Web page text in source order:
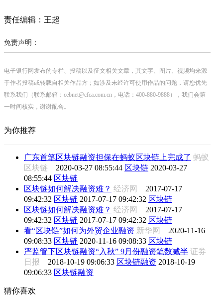
责任编辑：王超
免责声明：
电子银行网发布的专栏、投稿以及征文相关文章，其文字、图片、视频均来源
于作者投稿或转载自相关作品方；如涉及未经许可使用作品的问题，请您优先
联系我们（联系邮箱：cebnet@cfca.com.cn，电话：400-880-9888），我们会第
一时间核实，谢谢配合。
为你推荐
广东首笔区块链融资担保在蚂蚁区块链上完成了 蚂蚁
区块链 2020-03-27 08:55:44 区块链 2020-03-27
08:55:44 区块链
区块链如何解决融资难？ 经济网 2017-07-17
09:42:32 区块链 2017-07-17 09:42:32 区块链
区块链如何解决融资难？ 经济网 2017-07-17
09:42:32 区块链 2017-07-17 09:42:32 区块链
看“区块链”如何为外贸企业融资 新华网 2020-11-16
09:08:33 区块链 2020-11-16 09:08:33 区块链
严监管下区块链融资“入秋” 9月份融资笔数减半 证券
日报 2018-10-19 09:06:33 区块链融资 2018-10-19
09:06:33 区块链融资
猜你喜欢